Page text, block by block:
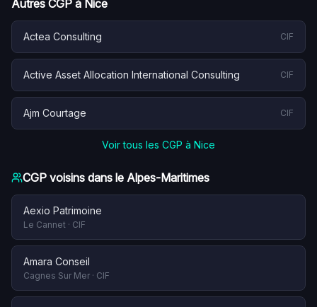
Autres CGP à Nice
Actea Consulting CIF
Active Asset Allocation International Consulting CIF
Ajm Courtage CIF
Voir tous les CGP à Nice
CGP voisins dans le Alpes-Maritimes
Aexio Patrimoine
Le Cannet · CIF
Amara Conseil
Cagnes Sur Mer · CIF